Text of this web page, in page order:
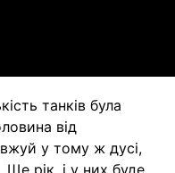
танків була
від
у тому ж дусі,
Ще рік, і у них буде